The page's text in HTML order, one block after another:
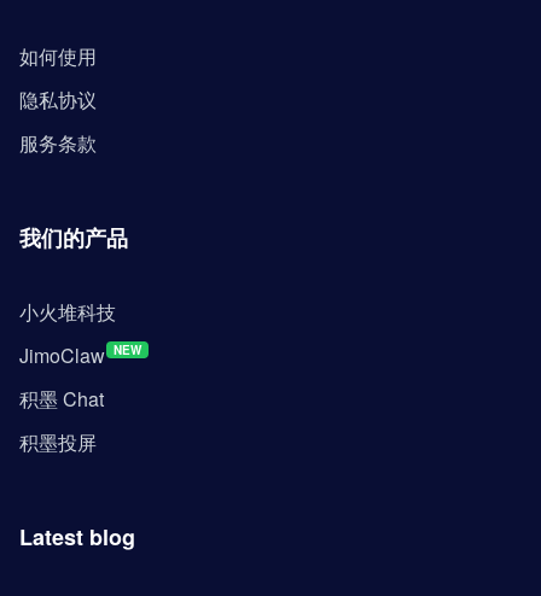
如何使用
隐私协议
服务条款
我们的产品
小火堆科技
JimoClaw NEW
积墨 Chat
积墨投屏
Latest blog